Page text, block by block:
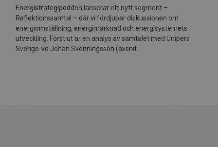
Energistrategipodden lanserar ett nytt segment –
Reflektionssamtal – där vi fördjupar diskussionen om
energiomställning, energimarknad och energisystemets
utveckling. Först ut är en analys av samtalet med Unipers
Sverige-vd Johan Svenningsson (avsnit